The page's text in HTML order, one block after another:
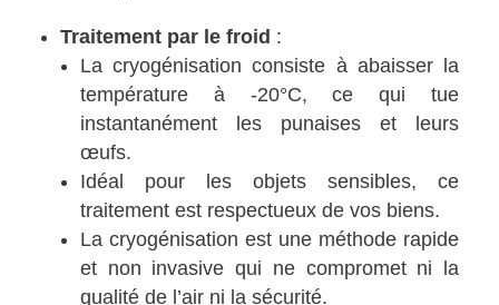
Traitement par le froid :
La cryogénisation consiste à abaisser la
température à -20°C, ce qui tue
instantanément les punaises et leurs
œufs.
Idéal pour les objets sensibles, ce
traitement est respectueux de vos biens.
La cryogénisation est une méthode rapide
et non invasive qui ne compromet ni la
qualité de l’air ni la sécurité.